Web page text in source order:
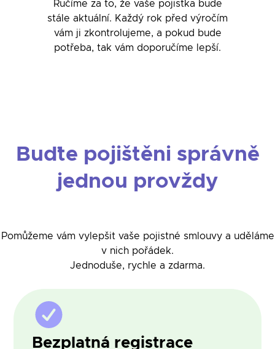
Ručíme za to, že vaše pojistka bude
stále aktuální. Každý rok před výročím
vám ji zkontrolujeme, a pokud bude
potřeba, tak vám doporučíme lepší.
Buďte pojištěni správně
jednou provždy
Pomůžeme vám vylepšit vaše pojistné smlouvy a uděláme
v nich pořádek.
Jednoduše, rychle a zdarma.
Bezplatná registrace